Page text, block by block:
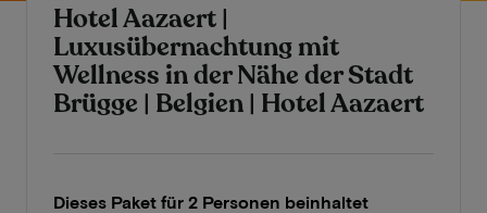
Hotel Aazaert |
Luxusübernachtung mit
Wellness in der Nähe der Stadt
Brügge | Belgien | Hotel Aazaert
Dieses Paket für 2 Personen beinhaltet